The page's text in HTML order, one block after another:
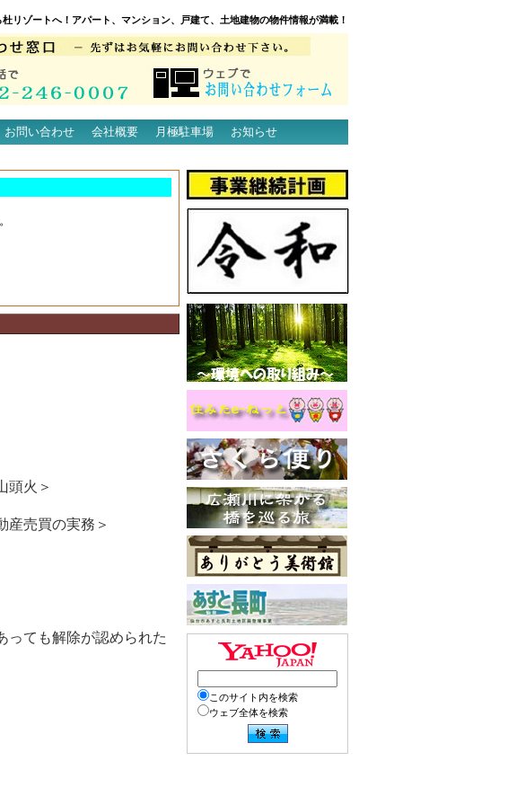
リゾートへ！アパート、マンション、戸建て、土地建物の物件情報が満載！
お問い合わせ 会社概要 月極駐車場
お知らせ
頭火＞
産売買の実務＞
っても解除が認められた
このサイト内を検索
ウェブ全体を検索